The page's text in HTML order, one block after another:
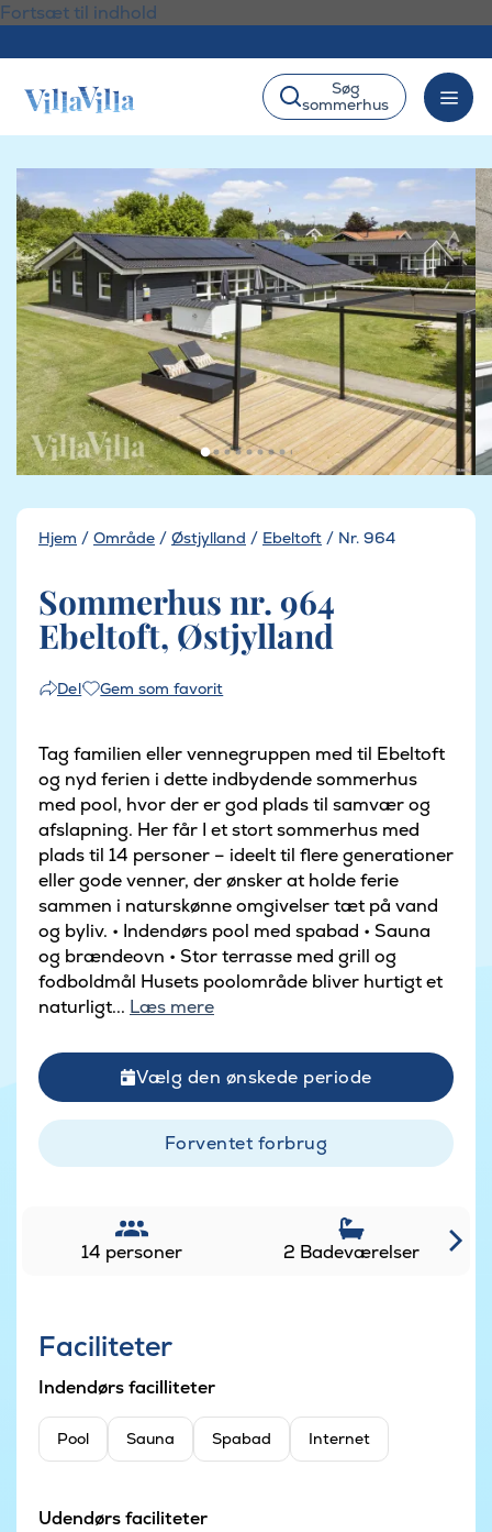
Fortsæt til indhold
Søg
sommerhus
Hjem / Område / Østjylland / Ebeltoft / Nr. 964
Sommerhus nr. 964
Ebeltoft, Østjylland
Del Gem som favorit
Tag familien eller vennegruppen med til Ebeltoft
og nyd ferien i dette indbydende sommerhus
med pool, hvor der er god plads til samvær og
afslapning. Her får I et stort sommerhus med
plads til 14 personer – ideelt til flere generationer
eller gode venner, der ønsker at holde ferie
sammen i naturskønne omgivelser tæt på vand
og byliv. • Indendørs pool med spabad • Sauna
og brændeovn • Stor terrasse med grill og
fodboldmål Husets poolområde bliver hurtigt et
naturligt... Læs mere
Vælg den ønskede periode
Forventet forbrug
14 personer 2 Badeværelser
Faciliteter
Indendørs facilliteter
Pool Sauna Spabad Internet
Udendørs faciliteter